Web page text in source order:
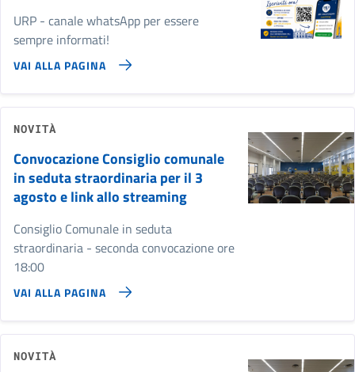
URP - canale whatsApp per essere
sempre informati!
VAI ALLA PAGINA
NOVITÀ
Convocazione Consiglio comunale
in seduta straordinaria per il 3
agosto e link allo streaming
Consiglio Comunale in seduta
straordinaria - seconda convocazione ore
18:00
VAI ALLA PAGINA
NOVITÀ